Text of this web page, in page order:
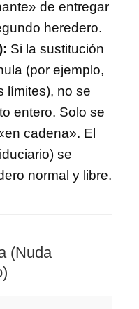
de entregar
heredero.
Si la sustitución
(por ejemplo,
límites), no se
entero. Solo se
cadena». El
se
normal y libre.
(Nuda